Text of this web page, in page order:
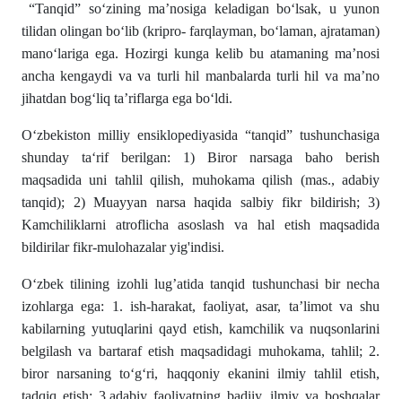
“Tanqid” so‘zining ma’nosiga keladigan bo‘lsak, u yunon
tilidan olingan bo‘lib (kripro- farqlayman, bo‘laman, ajrataman)
mano‘lariga ega. Hozirgi kunga kelib bu atamaning ma’nosi
ancha kengaydi va va turli hil manbalarda turli hil va ma’no
jihatdan bog‘liq ta’riflarga ega bo‘ldi.
O‘zbekiston milliy ensiklopediyasida “tanqid” tushunchasiga
shunday ta‘rif berilgan: 1) Biror narsaga baho berish
maqsadida uni tahlil qilish, muhokama qilish (mas., adabiy
tanqid); 2) Muayyan narsa haqida salbiy fikr bildirish; 3)
Kamchiliklarni atroflicha asoslash va hal etish maqsadida
bildirilar fikr-mulohazalar yig'indisi.
O‘zbek tilining izohli lug’atida tanqid tushunchasi bir necha
izohlarga ega: 1. ish-harakat, faoliyat, asar, taʼlimot va shu
kabilarning yutuqlarini qayd etish, kamchilik va nuqsonlarini
belgilash va bartaraf etish maqsadidagi muhokama, tahlil; 2.
biror narsaning toʻgʻri, haqqoniy ekanini ilmiy tahlil etish,
tadqiq etish; 3.adabiy faoliyatning badiiy, ilmiy va boshqalar